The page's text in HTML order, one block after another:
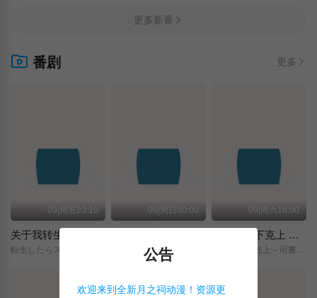
更多新番
番剧 更多
09|周五23:10 09|周日00:00 09|周六18:00
小书痴的下克上 〜为了成为图书管理员而不择手段〜 领主的养女
公告
欢迎来到全新月之祠动漫！资源更